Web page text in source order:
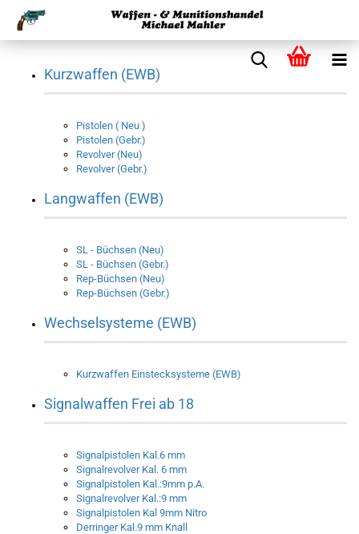
Kurzwaffen (EWB)
Pistolen ( Neu )
Pistolen (Gebr.)
Revolver (Neu)
Revolver (Gebr.)
Langwaffen (EWB)
SL - Büchsen (Neu)
SL - Büchsen (Gebr.)
Rep-Büchsen (Neu)
Rep-Büchsen (Gebr.)
Wechselsysteme (EWB)
Kurzwaffen Einstecksysteme (EWB)
Signalwaffen Frei ab 18
Signalpistolen Kal.6 mm
Signalrevolver Kal. 6 mm
Signalpistolen Kal.:9mm p.A.
Signalrevolver Kal.:9 mm
Signalpistolen Kal 9mm Nitro
Derringer Kal.9 mm Knall